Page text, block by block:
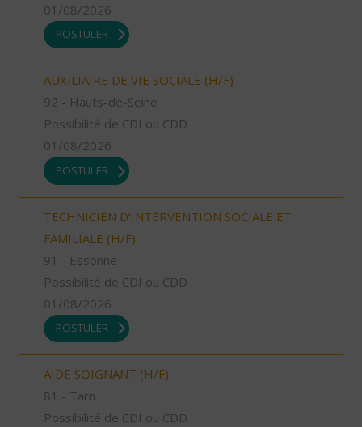
01/08/2026
POSTULER
AUXILIAIRE DE VIE SOCIALE (H/F)
92 - Hauts-de-Seine
Possibilité de CDI ou CDD
01/08/2026
POSTULER
TECHNICIEN D’INTERVENTION SOCIALE ET
FAMILIALE (H/F)
91 - Essonne
Possibilité de CDI ou CDD
01/08/2026
POSTULER
AIDE SOIGNANT (H/F)
81 - Tarn
Possibilité de CDI ou CDD